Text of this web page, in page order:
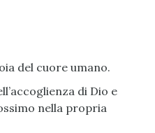
del cuore umano.
di Dio e
nella propria